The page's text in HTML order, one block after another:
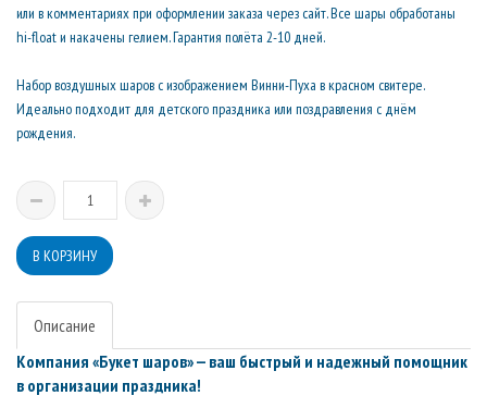
или в комментариях при оформлении заказа через сайт. Все шары обработаны
hi-float и накачены гелием. Гарантия полёта 2-10 дней.
Набор воздушных шаров с изображением Винни-Пуха в красном свитере.
Идеально подходит для детского праздника или поздравления с днём
рождения.
Описание
Компания «Букет шаров» — ваш быстрый и надежный помощник
в организации праздника!